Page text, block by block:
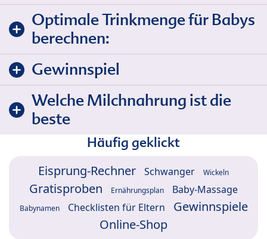
Optimale Trinkmenge für Babys
berechnen:
Gewinnspiel
Welche Milchnahrung ist die
beste
Häufig geklickt
Eisprung-Rechner Schwanger Wickeln
Gratisproben Ernährungsplan Baby-Massage
Babynamen Checklisten für Eltern
Gewinnspiele
Online-Shop